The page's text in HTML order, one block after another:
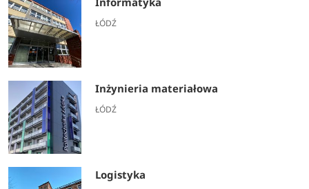
ŁÓDŹ
Inżynieria materiałowa
ŁÓDŹ
Logistyka